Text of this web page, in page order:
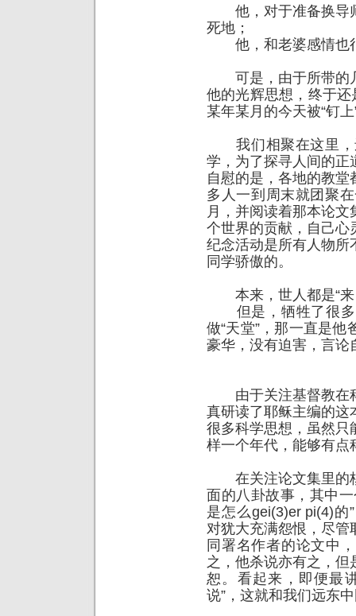
他，对于准备换导
死地；
他，和老婆感情也
可是，由于所带的
他的光辉思想，终于还
某年某月的今天被“钉
我们相聚在这里，
学，为了探寻人间的正
自慰的是，各地的教
多人一到周末就团聚
月，并阅读着那本论
个世界的贡献，自己心
纪念活动是所有人物所
同学骄傲的。
本来，世人都是“来
但是，牺牲了很多
做“天堂”，那一直是
豪华，没有迫害，言论
由于关注基督教在
真研读了耶稣主编的这
很多科学思想，虽然只
样一个年代，能够有点
在关注论文集里的
面的八卦故事，其中
是怎么gei(3)er pi(4)
对犹大充满怨恨，尽
同署名作者的论文中
之，他杀说亦有之，
恕。看起来，即便最
说”，这就和我们远东